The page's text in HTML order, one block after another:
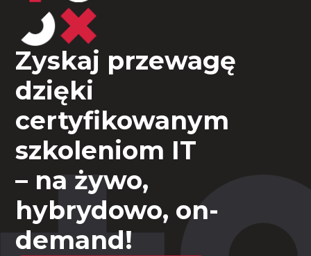
Zyskaj przewagę
dzięki
certyfikowanym
szkoleniom IT
– na żywo,
hybrydowo, on-
demand!